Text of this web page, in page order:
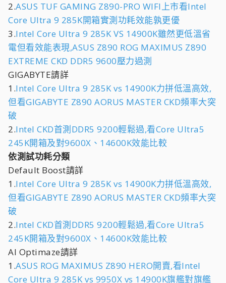
2.ASUS TUF GAMING Z890-PRO WIFI上市看Intel
Core Ultra 9 285K開箱實測功耗效能孰更優
3.Intel Core Ultra 9 285K VS 14900K雖然更低溫省
電但看效能表現,ASUS Z890 ROG MAXIMUS Z890
EXTREME CKD DDR5 9600壓力過測
GIGABYTE請詳
1.Intel Core Ultra 9 285K vs 14900K力拼低溫高效,
但看GIGABYTE Z890 AORUS MASTER CKD頻率大突
破
2.Intel CKD首測DDR5 9200輕鬆過,看Core Ultra5
245K開箱及對9600X、14600K效能比較
依測試功耗分類
Default Boost請詳
1.Intel Core Ultra 9 285K vs 14900K力拼低溫高效,
但看GIGABYTE Z890 AORUS MASTER CKD頻率大突
破
2.Intel CKD首測DDR5 9200輕鬆過,看Core Ultra5
245K開箱及對9600X、14600K效能比較
AI Optimaze請詳
1.ASUS ROG MAXIMUS Z890 HERO開賣,看Intel
Core Ultra 9 285K vs 9950X vs 14900K旗艦對旗艦